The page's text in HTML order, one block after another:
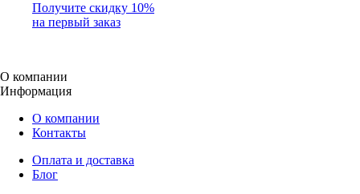
Получите скидку 10%
на первый заказ
О компании
Информация
О компании
Контакты
Оплата и доставка
Блог